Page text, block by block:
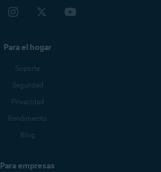
Para el hogar
Soporte
Seguridad
Privacidad
Rendimiento
Blog
Para empresas